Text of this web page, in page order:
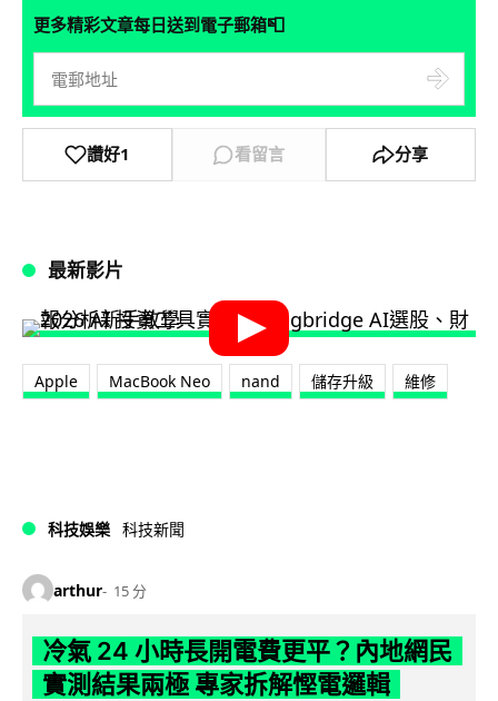
更多精彩文章每日送到電子郵箱📮
讚好1 看留言 分享
最新影片
Apple MacBook Neo nand 儲存升級 維修
科技娛樂 科技新聞
arthur 15 分
冷氣 24 小時長開電費更平？內地網民
實測結果兩極 專家拆解慳電邏輯